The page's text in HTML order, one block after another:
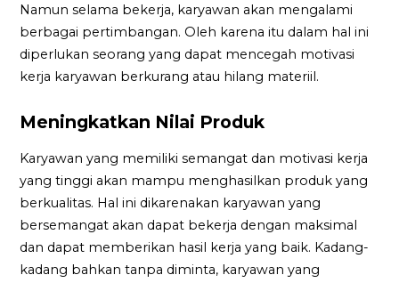
Namun selama bekerja, karyawan akan mengalami
berbagai pertimbangan. Oleh karena itu dalam hal ini
diperlukan seorang yang dapat mencegah motivasi
kerja karyawan berkurang atau hilang materiil.
Meningkatkan Nilai Produk
Karyawan yang memiliki semangat dan motivasi kerja
yang tinggi akan mampu menghasilkan produk yang
berkualitas. Hal ini dikarenakan karyawan yang
bersemangat akan dapat bekerja dengan maksimal
dan dapat memberikan hasil kerja yang baik. Kadang-
kadang bahkan tanpa diminta, karyawan yang